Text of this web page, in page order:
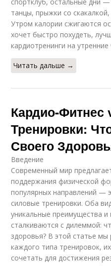
танцы, прыжки со
Утром калории сжигаются
хочет быстро похудеть,
кардиотренинги на
Читать дальше →
Кардио-
Тренировки:
Своего
Введение
Современный мир
поддержания физической
популярных направлений —
силовые тренировки. Оба
уникальные преимущества
сталкиваются с дилеммой:
здоровья? В этой статье
каждого типа тренировок,
сочетать для достижения